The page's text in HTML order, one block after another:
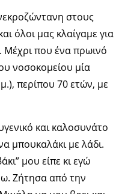
στους
όλοι μας κλαίγαμε για
Μέχρι που ένα πρωινό
νοσοκομείου μία
περίπου 70 ετών, με
και καλοσυνάτο
μπουκαλάκι με λάδι.
μου είπε κι εγώ
Ζήτησα από την